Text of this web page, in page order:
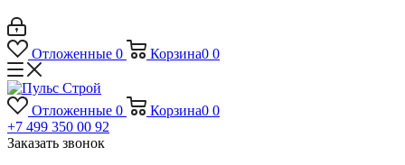
Отложенные 0 Корзина0 0
Отложенные 0 Корзина0 0
+7 499 350 00 92
Заказать звонок